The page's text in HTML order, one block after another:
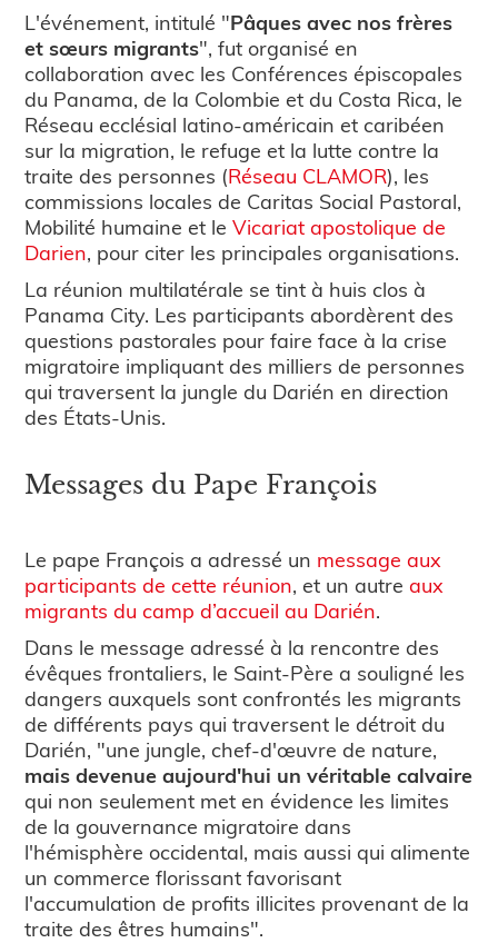
L'événement, intitulé "Pâques avec nos frères
et sœurs migrants", fut organisé en
collaboration avec les Conférences épiscopales
du Panama, de la Colombie et du Costa Rica, le
Réseau ecclésial latino-américain et caribéen
sur la migration, le refuge et la lutte contre la
traite des personnes (Réseau CLAMOR), les
commissions locales de Caritas Social Pastoral,
Mobilité humaine et leVicariat apostolique de
Darien, pour citer les principales organisations.
La réunion multilatérale se tint à huis clos à
Panama City. Les participants abordèrent des
questions pastorales pour faire face à la crise
migratoire impliquant des milliers de personnes
qui traversent la jungle du Darién en direction
des États-Unis.
Messages du Pape François
Le pape François a adressé un message aux
participants de cette réunion, et un autreaux
migrants du camp d’accueil au Darién.
Dans le message adressé à la rencontre des
évêques frontaliers, le Saint-Père a souligné les
dangers auxquels sont confrontés les migrants
de différents pays qui traversent le détroit du
Darién, "une jungle, chef-d'œuvre de nature,
mais devenue aujourd'hui un véritable calvaire
qui non seulement met en évidence les limites
de la gouvernance migratoire dans
l'hémisphère occidental, mais aussi qui alimente
un commerce florissant favorisant
l'accumulation de profits illicites provenant de la
traite des êtres humains".